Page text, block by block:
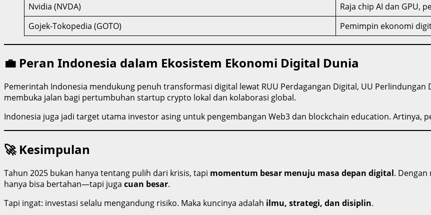
Nvidia (NVDA)
Raja chip AI dan GPU,
Gojek-Tokopedia (GOTO)
Pemimpin ekonomi
💼 Peran Indonesia dalam Ekosistem Ekonomi Digital Dunia
Pemerintah Indonesia mendukung penuh transformasi digital lewat RUU Perdagangan Digital, UU Perlindungan
membuka jalan bagi pertumbuhan startup crypto lokal dan kolaborasi global.
Indonesia juga jadi target utama investor asing untuk pengembangan Web3 dan blockchain education. Artinya,
🚀 Kesimpulan
Tahun 2025 bukan hanya tentang pulih dari krisis, tapi momentum besar menuju masa depan digital.
hanya bisa bertahan—tapi juga cuan besar.
Tapi ingat: investasi selalu mengandung risiko. Maka kuncinya adalah ilmu, strategi, dan disiplin.